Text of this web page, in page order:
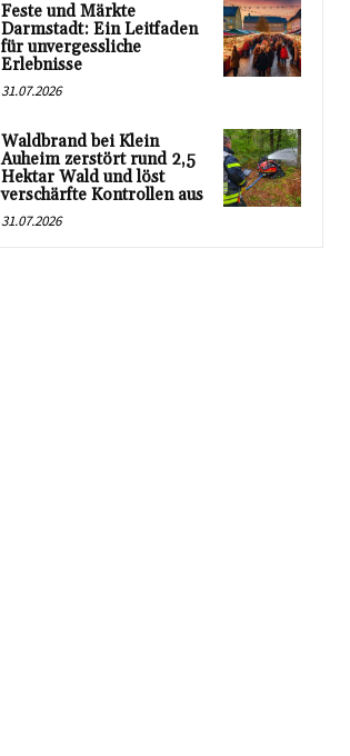
Feste und Märkte
Darmstadt: Ein Leitfaden
für unvergessliche
Erlebnisse
31.07.2026
Waldbrand bei Klein
Auheim zerstört rund 2,5
Hektar Wald und löst
verschärfte Kontrollen aus
31.07.2026